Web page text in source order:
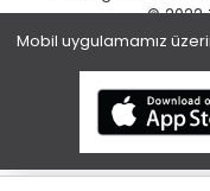
© 2022
Mobil uygulamamız
superKET E-